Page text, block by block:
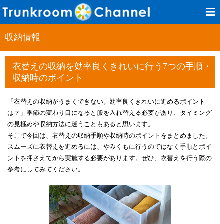
収納情報
衣替えの収納を効率良くきれいに行う7つの手順・
収納時のポイント​
「衣替えの収納がうまくできない。効率良くきれいに進めるポイント
は？」季節の変わり目になると服を入れ替える必要があり、タイミング
の見極めや収納方法に迷うこともあると思います。
そこで今回は、衣替えの収納手順や収納時のポイントをまとめました。
スムーズに衣替えを進めるには、やみくもに行うのではなく手順とポイ
ントを押さえてから実施する必要があります。ぜひ、衣替えを行う際の
参考にしてみてください。